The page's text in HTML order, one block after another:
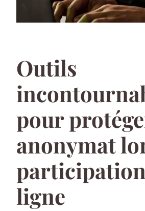
Outils
pour
anonymat
ligne